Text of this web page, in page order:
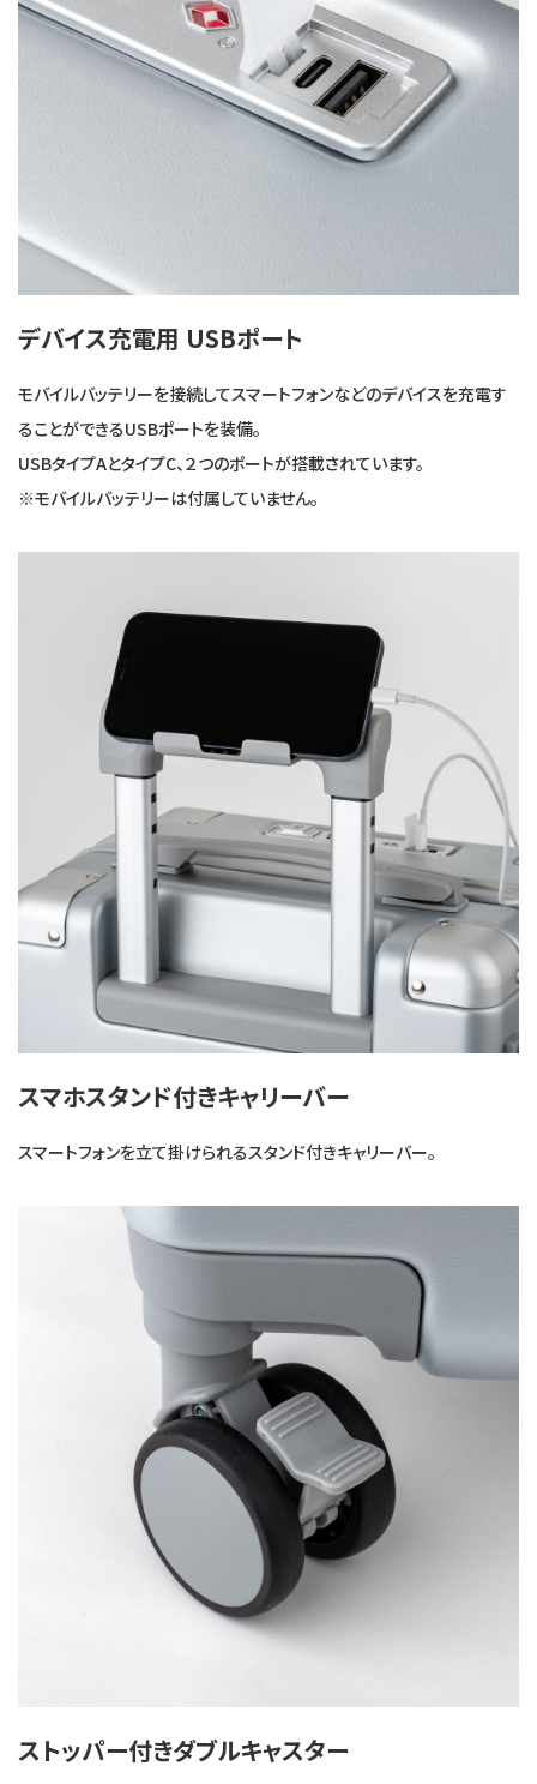
デバイス充電用 USBポート
モバイルバッテリーを接続してスマートフォンなどのデバイスを充電す
ることができるUSBポートを装備。
USBタイプAとタイプC、２つのポートが搭載されています。
※モバイルバッテリーは付属していません。
スマホスタンド付きキャリーバー
スマートフォンを立て掛けられるスタンド付きキャリーバー。
ストッパー付きダブルキャスター